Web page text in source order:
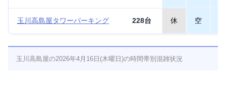
玉川高島屋タワーパーキング 228台 休 空
玉川高島屋の2026年4月16日(木曜日)の時間帯別混雑状況